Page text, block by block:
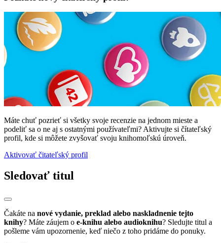
Máte chuť pozrieť si všetky svoje recenzie na jednom mieste a
podeliť sa o ne aj s ostatnými používateľmi? Aktivujte si čítateľský
profil, kde si môžete zvyšovať svoju knihomoľskú úroveň.
Aktivovať čitateľský profil
Sledovať titul
Čakáte na nové vydanie, preklad alebo naskladnenie tejto
knihy? Máte záujem o e-knihu alebo audioknihu? Sledujte titul a
pošleme vám upozornenie, keď niečo z toho pridáme do ponuky.